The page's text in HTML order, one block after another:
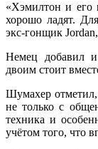
«Хэмилтон и его
хорошо ладят.
экс-гонщик
Немец добавил
двоим стоит
Шумахер отметил,
не только с
техника и
учётом того, что